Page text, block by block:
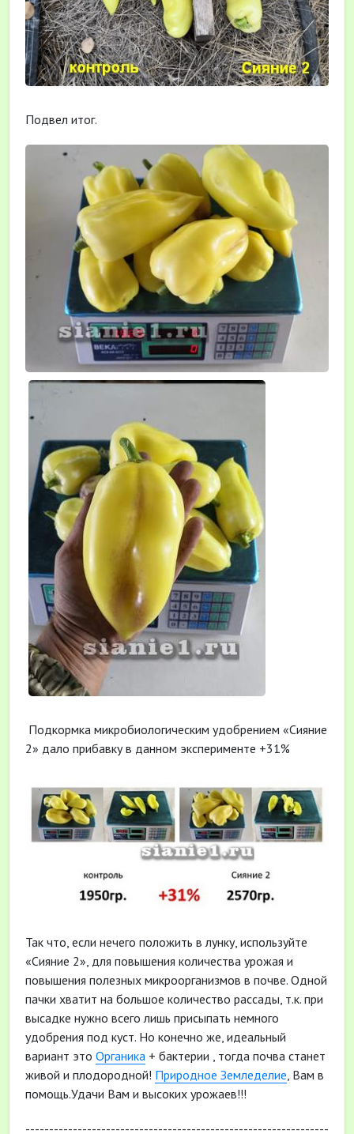
Подвел итог.
Подкормка микробиологическим удобрением «Сияние
2» дало прибавку в данном эксперименте +31%
Так что, если нечего положить в лунку, используйте
«Сияние 2», для повышения количества урожая и
повышения полезных микроорганизмов в почве. Одной
пачки хватит на большое количество рассады, т.к. при
высадке нужно всего лишь присыпать немного
удобрения под куст. Но конечно же, идеальный
вариант это Органика + бактерии , тогда почва станет
живой и плодородной! Природное Земледелие, Вам в
помощь.Удачи Вам и высоких урожаев!!!
----------------------------------------------------------------